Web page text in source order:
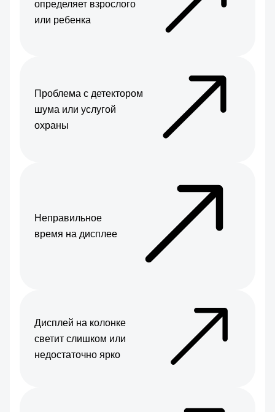
определяет взрослого
или ребенка
Проблема с детектором
шума или услугой
охраны
Неправильное
время на дисплее
Дисплей на колонке
светит слишком или
недостаточно ярко